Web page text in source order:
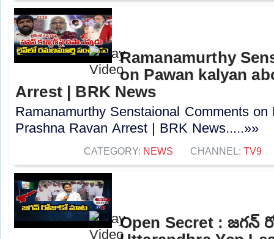
Ramanamurthy
on Pawan kalyan
Arrest | BRK News
Ramanamurthy Senstaional Comments
Prashna Ravan Arrest | BRK News.....»»
CATEGORY: NEWS CHANNEL: TV9
Open Secret :